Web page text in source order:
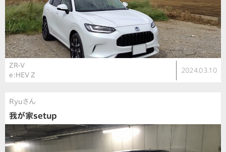
ZR-V
e:HEV Z
2024.03.10
Ryuさん
我が家setup